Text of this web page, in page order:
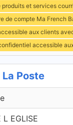
produits et services
de compte Ma French
aux clients
accessible
La Poste
L EGLISE